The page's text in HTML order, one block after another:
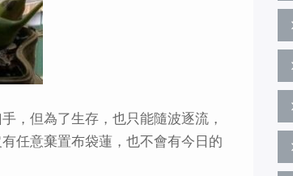
，但為了生存，也只能隨波逐流，
任意棄置布袋蓮，也不會有今日的